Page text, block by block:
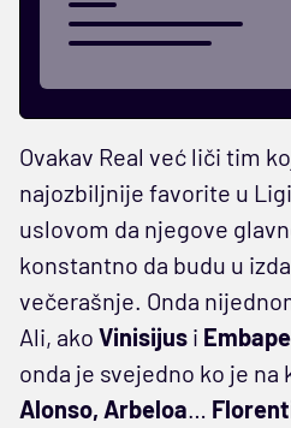
Ovakav Real već liči tim
najozbiljnije favorite u
uslovom da njegove
konstantno da budu u
večerašnje. Onda
Ali, ako Vinisijus i Embape
onda je svejedno ko je na
Alonso, Arbeloa…